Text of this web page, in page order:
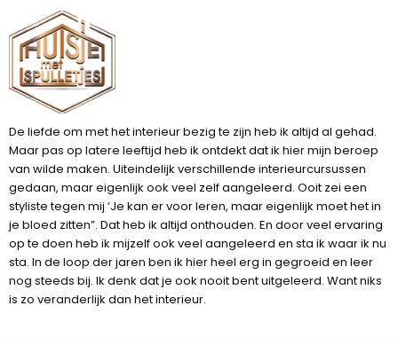
De liefde om met het interieur bezig te zijn heb ik altijd al gehad.
Maar pas op latere leeftijd heb ik ontdekt dat ik hier mijn beroep
van wilde maken. Uiteindelijk verschillende interieurcursussen
gedaan, maar eigenlijk ook veel zelf aangeleerd. Ooit zei een
styliste tegen mij ‘Je kan er voor leren, maar eigenlijk moet het in
je bloed zitten”. Dat heb ik altijd onthouden. En door veel ervaring
op te doen heb ik mijzelf ook veel aangeleerd en sta ik waar ik nu
sta. In de loop der jaren ben ik hier heel erg in gegroeid en leer
nog steeds bij. Ik denk dat je ook nooit bent uitgeleerd. Want niks
is zo veranderlijk dan het interieur.